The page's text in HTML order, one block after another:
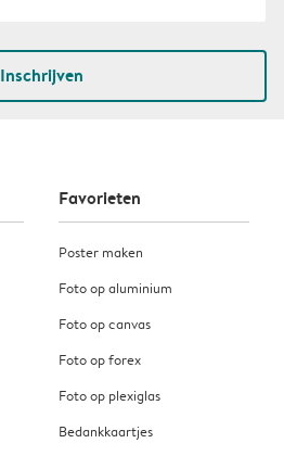
Inschrijven
Favorieten
Poster maken
Foto op aluminium
Foto op canvas
Foto op forex
Foto op plexiglas
Bedankkaartjes